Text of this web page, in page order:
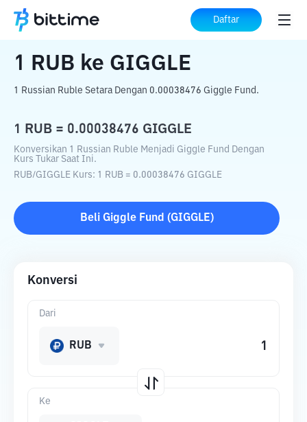
Daftar
Beranda Konverter Kripto ke GIGGLE
1 RUB ke GIGGLE
1 Russian Ruble Setara Dengan 0.00038476 Giggle Fund.
1 RUB = 0.00038476 GIGGLE
Konversikan 1 Russian Ruble Menjadi Giggle Fund Dengan
Kurs Tukar Saat Ini.
RUB/GIGGLE Kurs: 1 RUB = 0.00038476 GIGGLE
Beli Giggle Fund (GIGGLE)
Konversi
Ke
Dari
RUB